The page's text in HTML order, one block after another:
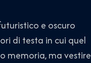
e oscuro
di testa in cui quel
memoria, ma vestire